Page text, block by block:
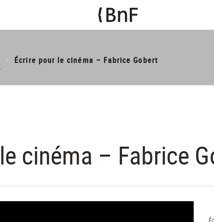
Écrire pour le cinéma – Fabrice Gobert
cinéma – Fabrice